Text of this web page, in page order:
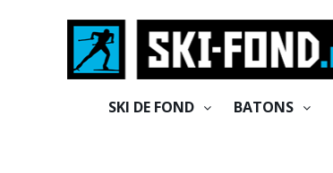
SKI DE FOND BATONS